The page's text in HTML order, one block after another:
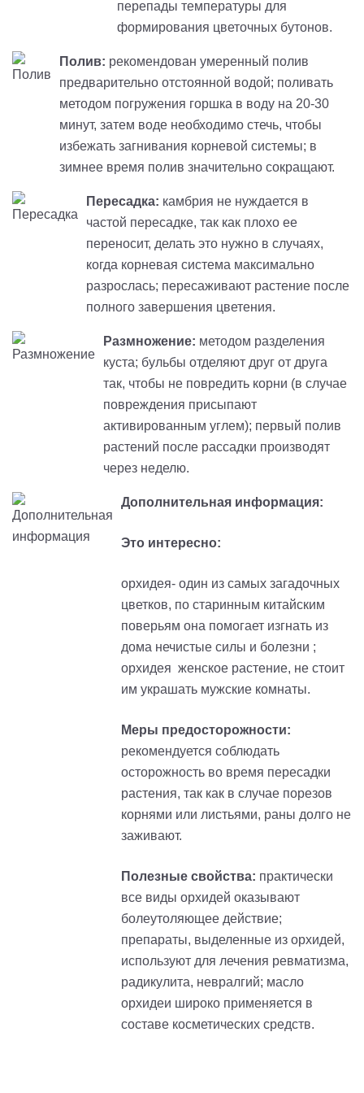
перепады температуры для
формирования цветочных бутонов.
Полив: рекомендован умеренный полив
предварительно отстоянной водой; поливать
методом погружения горшка в воду на 20-30
минут, затем воде необходимо стечь, чтобы
избежать загнивания корневой системы; в
зимнее время полив значительно сокращают.
Пересадка: камбрия не нуждается в
частой пересадке, так как плохо ее
переносит, делать это нужно в случаях,
когда корневая система максимально
разрослась; пересаживают растение после
полного завершения цветения.
Размножение: методом разделения
куста; бульбы отделяют друг от друга
так, чтобы не повредить корни (в случае
повреждения присыпают
активированным углем); первый полив
растений после рассадки производят
через неделю.
Дополнительная информация:
Это интересно:
орхидея- один из самых загадочных
цветков, по старинным китайским
поверьям она помогает изгнать из
дома нечистые силы и болезни ;
орхидея женское растение, не стоит
им украшать мужские комнаты.
Меры предосторожности:
рекомендуется соблюдать
осторожность во время пересадки
растения, так как в случае порезов
корнями или листьями, раны долго не
заживают.
Полезные свойства: практически
все виды орхидей оказывают
болеутоляющее действие;
препараты, выделенные из орхидей,
используют для лечения ревматизма,
радикулита, невралгий; масло
орхидеи широко применяется в
составе косметических средств.